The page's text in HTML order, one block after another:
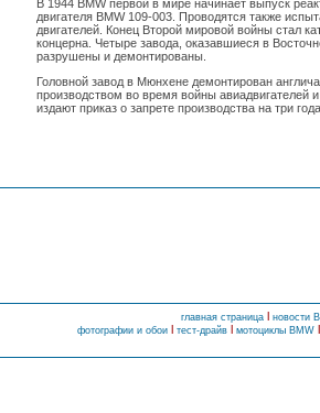
В 1944 BMW первой в мире начинает выпуск
двигателя BMW 109-003. Проводятся также
двигателей. Конец Второй мировой войны стал
концерна. Четыре завода, оказавшиеся в
разрушены и демонтированы.
Головной завод в Мюнхене демонтирован
производством во время войны авиадвигателей
издают приказ о запрете производства на три года
главная страница l новости
фотографии и обои l тест-драйвl мотоциклы BMW